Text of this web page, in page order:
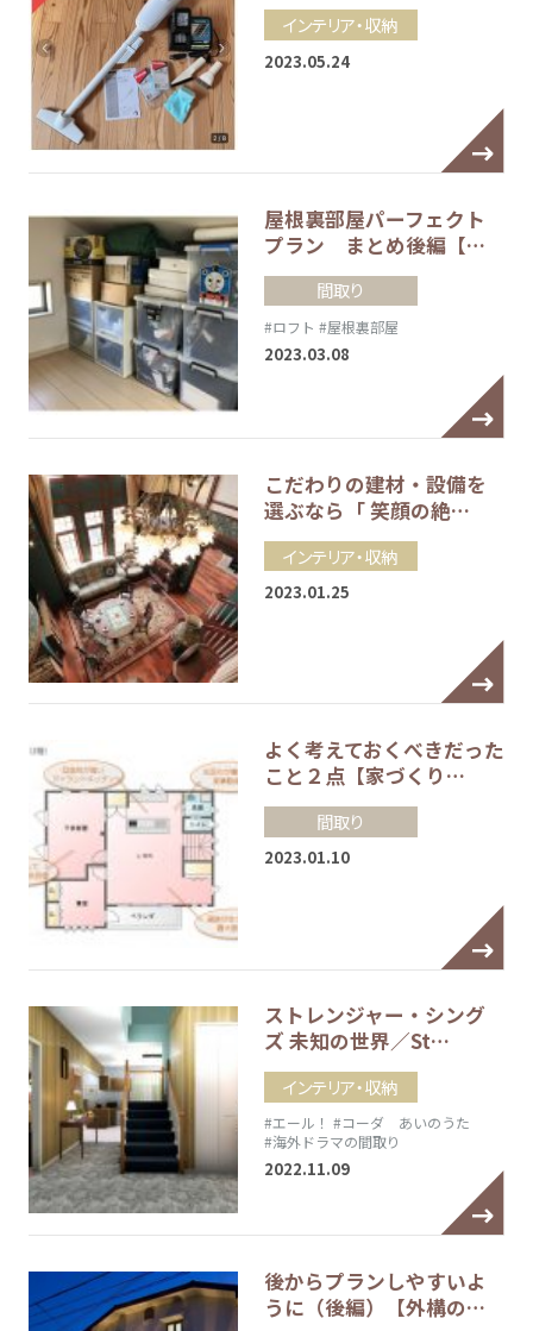
インテリア・収納
2023.05.24
屋根裏部屋パーフェクト
プラン まとめ後編【…
間取り
#ロフト #屋根裏部屋
2023.03.08
こだわりの建材・設備を
選ぶなら「 笑顔の絶…
インテリア・収納
2023.01.25
よく考えておくべきだった
こと２点【家づくり…
間取り
2023.01.10
ストレンジャー・シング
ズ 未知の世界／St…
インテリア・収納
#エール！ #コーダ あいのうた
#海外ドラマの間取り
2022.11.09
後からプランしやすいよ
うに（後編）【外構の…